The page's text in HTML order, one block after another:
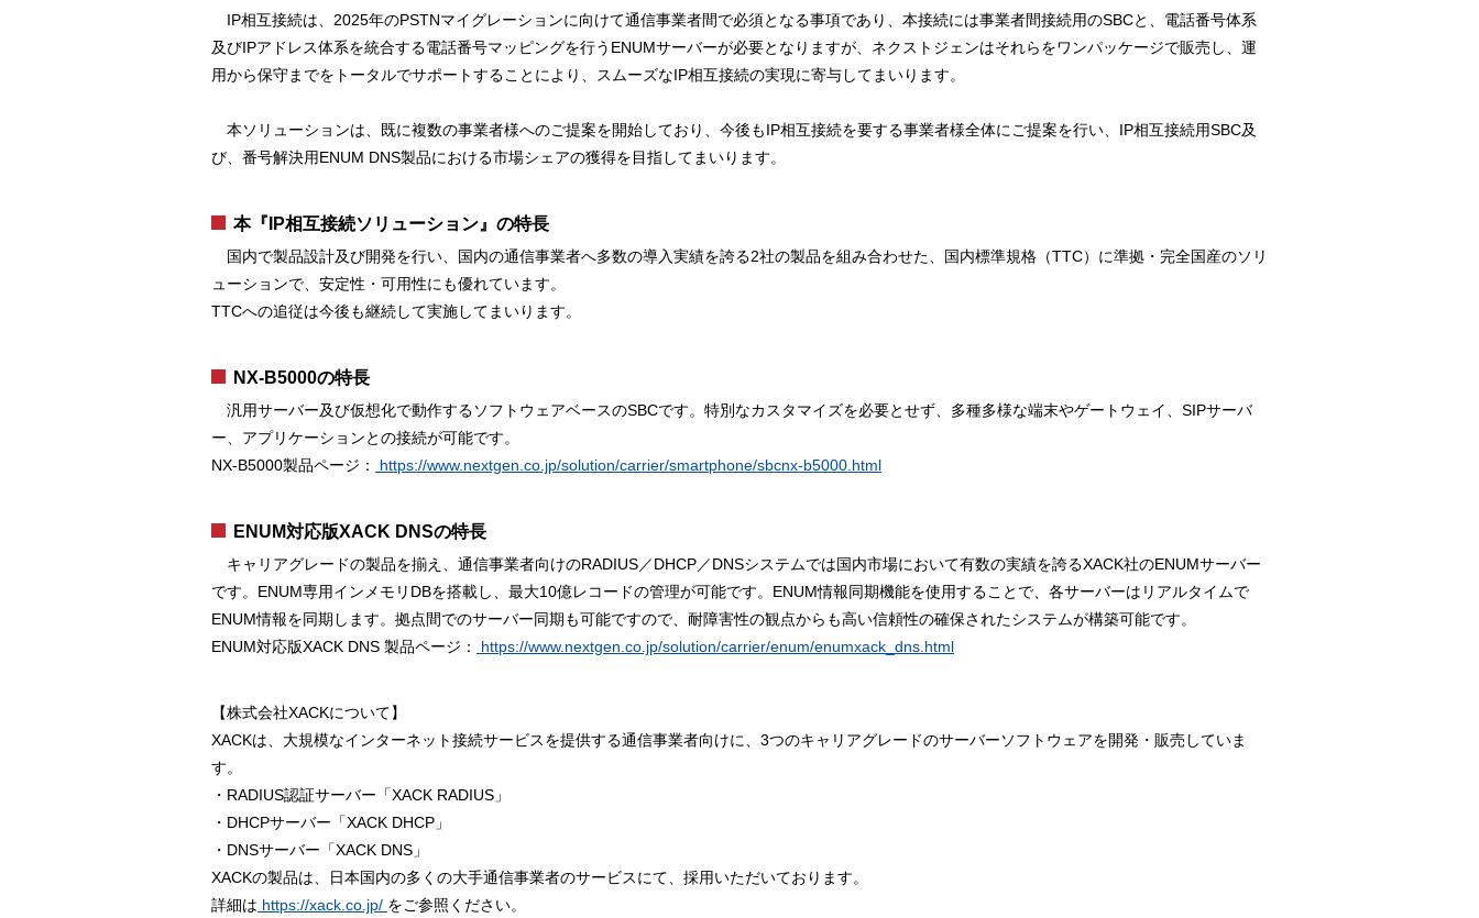
IP相互接続は、2025年のPSTNマイグレーションに向けて通信事業者間で必須となる事項であり、本接続には事業者間接続用のSBCと、電話番号体系
及びIPアドレス体系を統合する電話番号マッピングを行うENUMサーバーが必要となりますが、ネクストジェンはそれらをワンパッケージで販売し、運
用から保守までをトータルでサポートすることにより、スムーズなIP相互接続の実現に寄与してまいります。
本ソリューションは、既に複数の事業者様へのご提案を開始しており、今後もIP相互接続を要する事業者様全体にご提案を行い、IP相互接続用SBC及
び、番号解決用ENUM DNS製品における市場シェアの獲得を目指してまいります。
本『IP相互接続ソリューション』の特長
国内で製品設計及び開発を行い、国内の通信事業者へ多数の導入実績を誇る2社の製品を組み合わせた、国内標準規格（TTC）に準拠・完全国産のソリ
ューションで、安定性・可用性にも優れています。
TTCへの追従は今後も継続して実施してまいります。
NX-B5000の特長
汎用サーバー及び仮想化で動作するソフトウェアベースのSBCです。特別なカスタマイズを必要とせず、多種多様な端末やゲートウェイ、SIPサーバ
ー、アプリケーションとの接続が可能です。
NX-B5000製品ページ：
https://www.nextgen.co.jp/solution/carrier/smartphone/sbcnx-b5000.html
ENUM対応版XACK DNSの特長
キャリアグレードの製品を揃え、通信事業者向けのRADIUS／DHCP／DNSシステムでは国内市場において有数の実績を誇るXACK社のENUMサーバー
です。ENUM専用インメモリDBを搭載し、最大10億レコードの管理が可能です。ENUM情報同期機能を使用することで、各サーバーはリアルタイムで
ENUM情報を同期します。拠点間でのサーバー同期も可能ですので、耐障害性の観点からも高い信頼性の確保されたシステムが構築可能です。
ENUM対応版XACK DNS 製品ページ：
https://www.nextgen.co.jp/solution/carrier/enum/enumxack_dns.html
【株式会社XACKについて】
XACKは、大規模なインターネット接続サービスを提供する通信事業者向けに、3つのキャリアグレードのサーバーソフトウェアを開発・販売していま
す。
・RADIUS認証サーバー「XACK RADIUS」
・DHCPサーバー「XACK DHCP」
・DNSサーバー「XACK DNS」
XACKの製品は、日本国内の多くの大手通信事業者のサービスにて、採用いただいております。
詳細は https://xack.co.jp/ をご参照ください。